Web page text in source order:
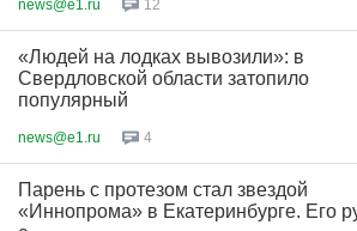
news@e1.ru 12
«Людей на лодках вывозили»: в
Свердловской области затопило
популярный
news@e1.ru 4
Парень с протезом стал звездой
«Иннопрома» в Екатеринбурге. Его